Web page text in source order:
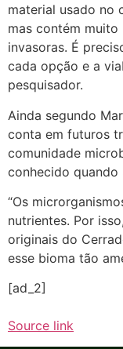
material usado no
mas contém
invasoras. É
cada opção e a
pesquisador.
Ainda segundo
conta em futuros
comunidade
conhecido
“Os
nutrientes. Por
originais do
esse bioma tão
[ad_2]
Source link